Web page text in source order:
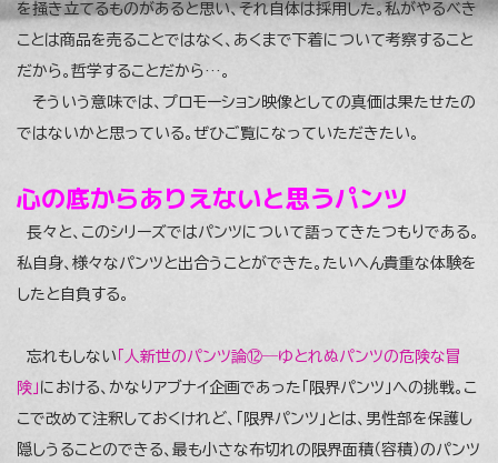
を掻き立てるものがあると思い、それ自体は採用した。私がやるべき
ことは商品を売ることではなく、あくまで下着について考察すること
だから。哲学することだから…。
そういう意味では、プロモーション映像としての真価は果たせたの
ではないかと思っている。ぜひご覧になっていただきたい。
心の底からありえないと思うパンツ
長々と、このシリーズではパンツについて語ってきたつもりである。
私自身、様々なパンツと出合うことができた。たいへん貴重な体験を
したと自負する。
忘れもしない 「人新世のパンツ論⑫―ゆとれぬパンツの危険な冒
険」 における、かなりアブナイ企画であった「限界パンツ」への挑戦。こ
こで改めて注釈しておくけれど、「限界パンツ」とは、男性部を保護し
隠しうることのできる、最も小さな布切れの限界面積（容積）のパンツ